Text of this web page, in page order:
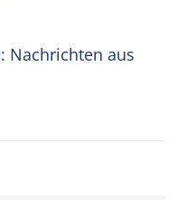
Nachrichten aus